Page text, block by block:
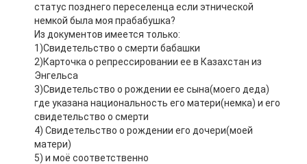
статус позднего переселенца если этнической
немкой была моя прабабушка?
Из документов имеется только:
1)Свидетельство о смерти бабашки
2)Карточка о репрессировании ее в Казахстан из
Энгельса
3)Свидетельство о рождении ее сына(моего деда)
где указана национальность его матери(немка) и его
свидетельство о смерти
4) Свидетельство о рождении его дочери(моей
матери)
5) и моё соответственно